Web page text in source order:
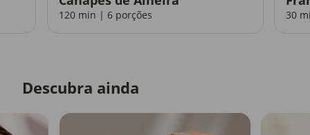
120 min | 6 porções 30
Descubra ainda